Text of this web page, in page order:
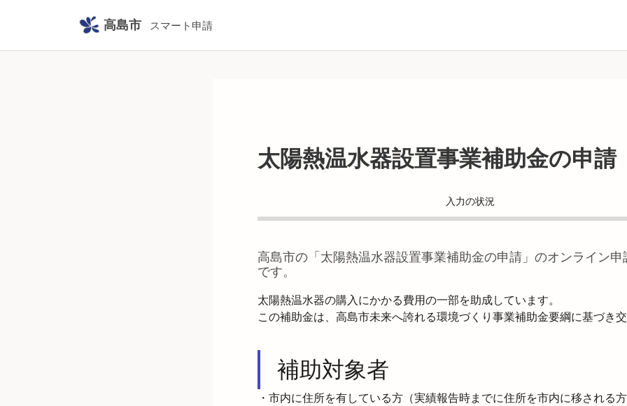
高島市 スマート申請
太陽熱温水器設置事業補助金の申請
入力の状況
高島市の「 太陽熱温水器設置事業補助金の申請 」のオンライン
です。
太陽熱温水器の購入にかかる費用の一部を助成しています。
この補助金は、高島市未来へ誇れる環境づくり事業補助金要綱に基づき
補助対象者
・市内に住所を有している方（実績報告時までに住所を市内に移される